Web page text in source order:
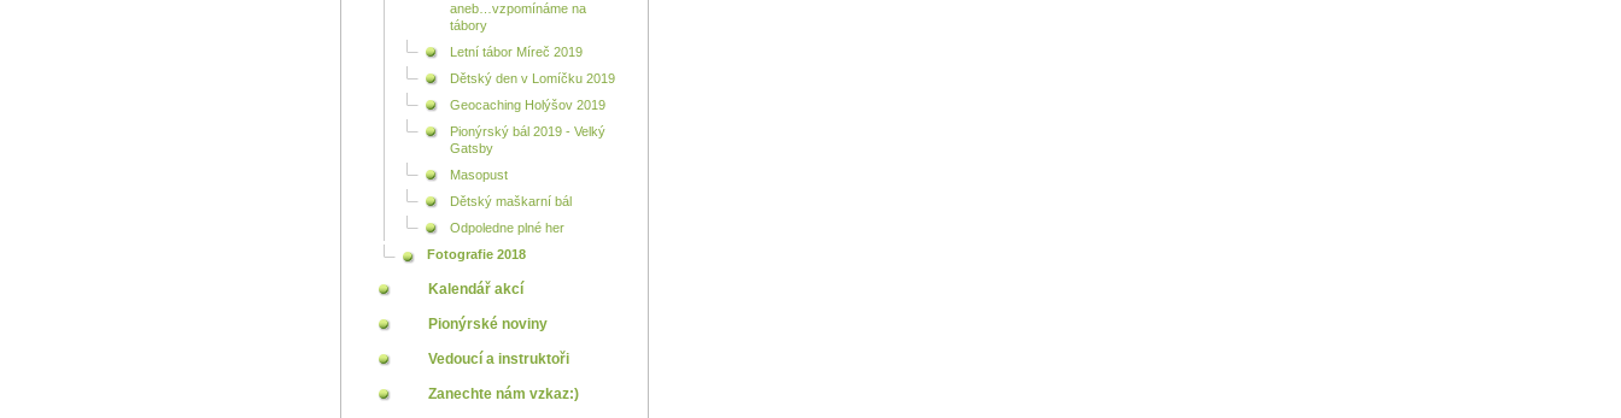
aneb…vzpomínáme na
tábory
Letní tábor Míreč 2019
Dětský den v Lomíčku 2019
Geocaching Holýšov 2019
Pionýrský bál 2019 - Velký
Gatsby
Masopust
Dětský maškarní bál
Odpoledne plné her
Fotografie 2018
Kalendář akcí
Pionýrské noviny
Vedoucí a instruktoři
Zanechte nám vzkaz:)